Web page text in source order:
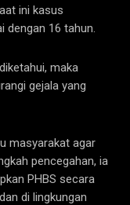
ini kasus
dengan 16 tahun.
maka
gejala yang
masyarakat agar
pencegahan, ia
PHBS secara
di lingkungan